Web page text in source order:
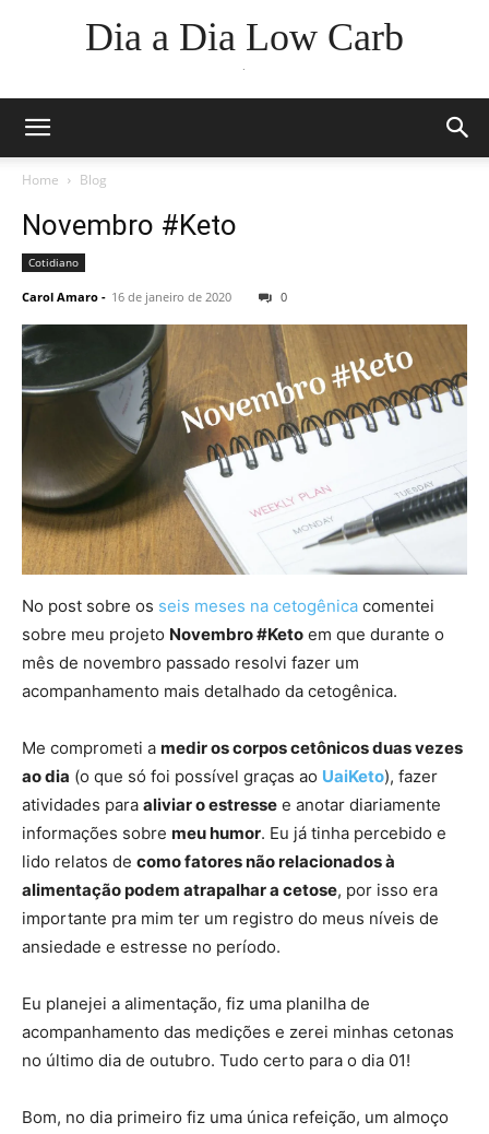
Dia a Dia Low Carb
Home Blog
Novembro #Keto
Cotidiano
Carol Amaro - 16 de janeiro de 2020 0
No post sobre os seis meses na cetogênica comentei
sobre meu projeto Novembro #Keto em que durante o
mês de novembro passado resolvi fazer um
acompanhamento mais detalhado da cetogênica.
Me comprometi a medir os corpos cetônicos duas vezes
ao dia (o que só foi possível graças ao UaiKeto), fazer
atividades para aliviar o estresse e anotar diariamente
informações sobre meu humor. Eu já tinha percebido e
lido relatos de como fatores não relacionados à
alimentação podem atrapalhar a cetose, por isso era
importante pra mim ter um registro do meus níveis de
ansiedade e estresse no período.
Eu planejei a alimentação, fiz uma planilha de
acompanhamento das medições e zerei minhas cetonas
no último dia de outubro. Tudo certo para o dia 01!
Bom, no dia primeiro fiz uma única refeição, um almoço